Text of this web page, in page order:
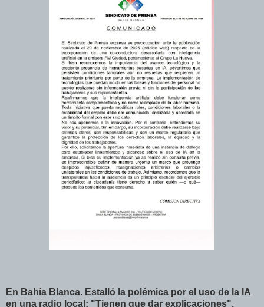
En Bahía Blanca. Estalló la polémica por el uso de la IA
en una radio local: "Tienen que dar explicaciones".